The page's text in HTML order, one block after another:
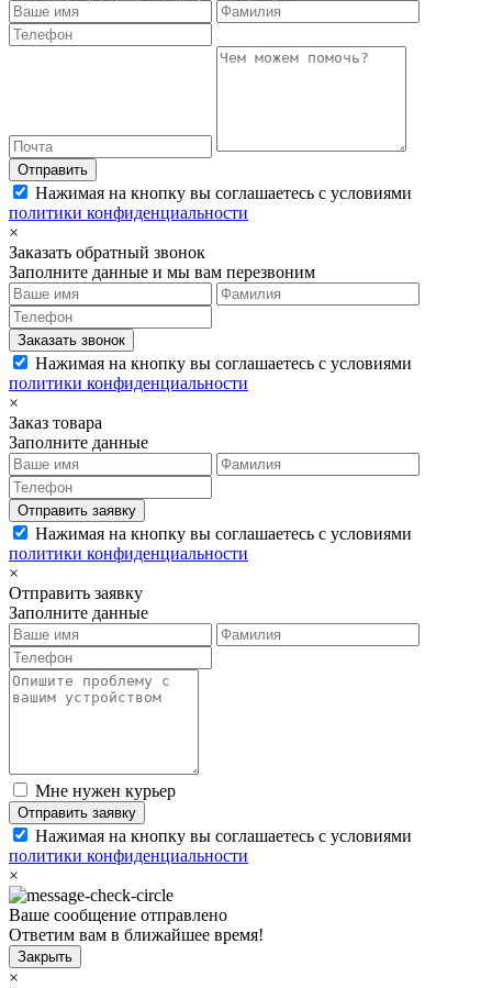
Отправить
Нажимая на кнопку вы соглашаетесь с условиями
политики конфиденциальности
×
Заказать обратный звонок
Заполните данные и мы вам перезвоним
Заказать звонок
Нажимая на кнопку вы соглашаетесь с условиями
политики конфиденциальности
×
Заказ товара
Заполните данные
Отправить заявку
Нажимая на кнопку вы соглашаетесь с условиями
политики конфиденциальности
×
Отправить заявку
Заполните данные
Мне нужен курьер
Отправить заявку
Нажимая на кнопку вы соглашаетесь с условиями
политики конфиденциальности
×
Ваше сообщение отправлено
Ответим вам в ближайшее время!
Закрыть
×